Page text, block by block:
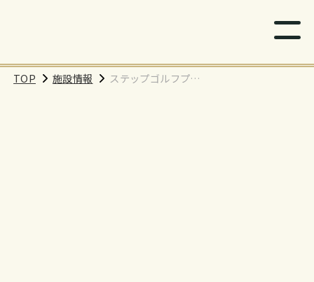
TOP 施設情報
ステップゴルフプラ